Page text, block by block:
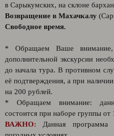
в Cарыкумских, на склоне
Возвращение в Махачкалу
Свободное время.
* Обращаем Ваше внимание,
дополнительной экскурсии
до начала тура. В противном
её подтверждения, а при
на 200 рублей.
* Обращаем внимание:
состоится при наборе группы от
ВАЖНО: Данная программа